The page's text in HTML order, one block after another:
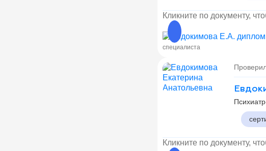
Кликните по документу,
специалиста
Кликните по документу,